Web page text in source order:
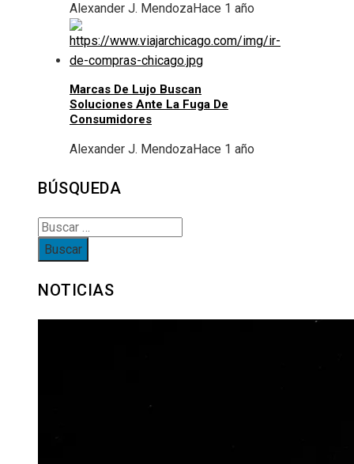
Alexander J. MendozaHace 1 año
Marcas De Lujo Buscan
Soluciones Ante La Fuga De
Consumidores
Alexander J. MendozaHace 1 año
BÚSQUEDA
Buscar:
NOTICIAS